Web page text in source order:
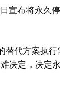
宣布将永久
替代方案执
决定，决定